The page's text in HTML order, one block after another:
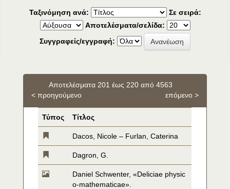
Ταξινόμηση ανά:
Σε σειρά:
Αποτελέσματα/σελίδα:
Συγγραφείς/εγγραφή:
Αποτελέσματα 201 έως 220 από 4563
< προηγούμενο
επόμενο >
Τύπος Τίτλος
Dacos, Nicole – Furlan, Caterina
Dagron, G.
Daniel Schwenter, «Deliciae physic
o-mathematicae».